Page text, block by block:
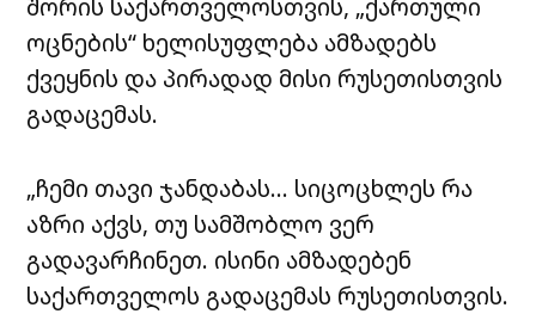
შორის საქართველოსთვის, „ქართული
ოცნების“ ხელისუფლება ამზადებს
ქვეყნის და პირადად მისი რუსეთისთვის
გადაცემას.
„ჩემი თავი ჯანდაბას… სიცოცხლეს რა
აზრი აქვს, თუ სამშობლო ვერ
გადავარჩინეთ. ისინი ამზადებენ
საქართველოს გადაცემას რუსეთისთვის.